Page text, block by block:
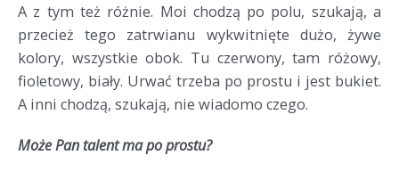
A z tym też różnie. Moi chodzą po polu, szukają, a
przecież tego zatrwianu wykwitnięte dużo, żywe
kolory, wszystkie obok. Tu czerwony, tam różowy,
fioletowy, biały. Urwać trzeba po prostu i jest bukiet.
A inni chodzą, szukają, nie wiadomo czego.
Może Pan talent ma po prostu?